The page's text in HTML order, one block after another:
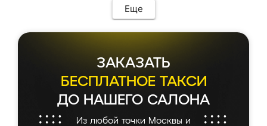
Еще
ЗАКАЗАТЬ
БЕСПЛАТНОЕ ТАКСИ
ДО НАШЕГО САЛОНА
Из любой точки Москвы и